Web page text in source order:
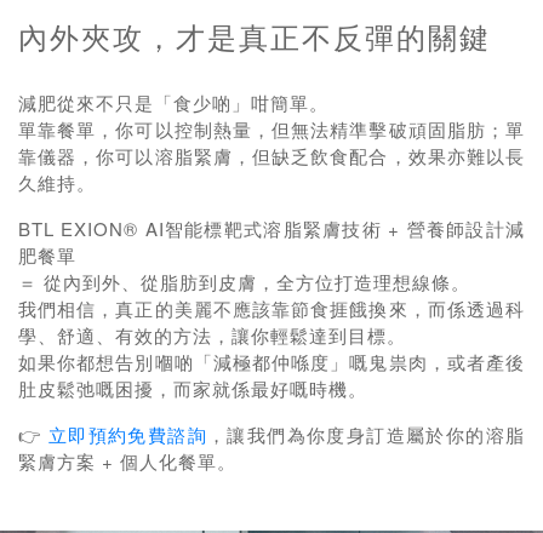
內外夾攻，才是真正不反彈的關鍵
減肥從來不只是「食少啲」咁簡單。
單靠餐單，你可以控制熱量，但無法精準擊破頑固脂肪；單
靠儀器，你可以溶脂緊膚，但缺乏飲食配合，效果亦難以長
久維持。
BTL EXION® AI智能標靶式溶脂緊膚技術 + 營養師設計減
肥餐單
＝ 從內到外、從脂肪到皮膚，全方位打造理想線條。
我們相信，真正的美麗不應該靠節食捱餓換來，而係透過科
學、舒適、有效的方法，讓你輕鬆達到目標。
如果你都想告別嗰啲「減極都仲喺度」嘅鬼祟肉，或者產後
肚皮鬆弛嘅困擾，而家就係最好嘅時機。
👉 立即預約免費諮詢 ，讓我們為你度身訂造屬於你的溶脂
緊膚方案 + 個人化餐單。